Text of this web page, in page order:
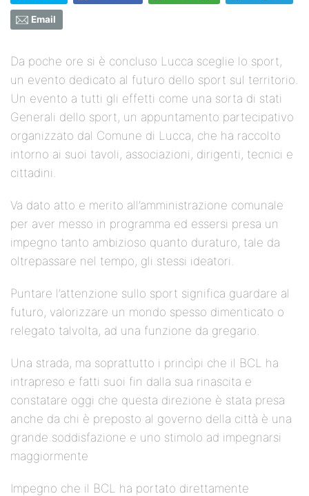
Email
Da poche ore si è concluso Lucca sceglie lo sport,
un evento dedicato al futuro dello sport sul territorio.
Un evento a tutti gli effetti come una sorta di stati
Generali dello sport, un appuntamento partecipativo
organizzato dal Comune di Lucca, che ha raccolto
intorno ai suoi tavoli, associazioni, dirigenti, tecnici e
cittadini.
Va dato atto e merito all’amministrazione comunale
per aver messo in programma ed essersi presa un
impegno tanto ambizioso quanto duraturo, tale da
oltrepassare nel tempo, gli stessi ideatori.
Puntare l’attenzione sullo sport significa guardare al
futuro, valorizzare un mondo spesso dimenticato o
relegato talvolta, ad una funzione da gregario.
Una strada, ma soprattutto i princìpi che il BCL ha
intrapreso e fatti suoi fin dalla sua rinascita e
constatare oggi che questa direzione è stata presa
anche da chi è preposto al governo della città è una
grande soddisfazione e uno stimolo ad impegnarsi
maggiormente
Impegno che il BCL ha portato direttamente